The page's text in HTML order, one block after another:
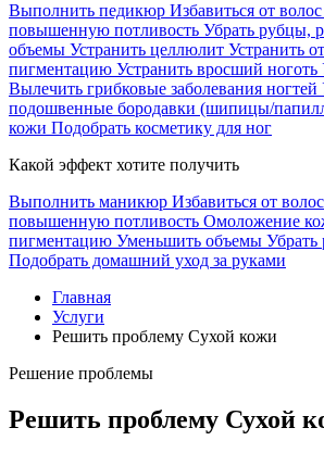
Выполнить педикюр Избавиться от волос
повышенную потливость Убрать рубцы,
объемы Устранить целлюлит Устранить
пигментацию Устранить вросший ноготь
Вылечить грибковые заболевания ногтей
подошвенные бородавки (шипицы/
кожи Подобрать косметику для ног
Какой эффект хотите получить
Выполнить маникюр Избавиться от волос
повышенную потливость Омоложение
пигментацию Уменьшить объемы Убрать
Подобрать домашний уход за руками
Главная
Услуги
Решить проблему Сухой кожи
Решение проблемы
Решить проблему Сухой